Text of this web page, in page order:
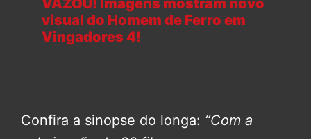
VAZOU! Imagens mostram novo
visual do Homem de Ferro em
Vingadores 4!
Confira a sinopse do longa: “Com a